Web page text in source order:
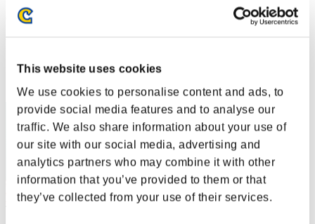
This website uses cookies
We use cookies to personalise content and ads, to
provide social media features and to analyse our
traffic. We also share information about your use of
our site with our social media, advertising and
analytics partners who may combine it with other
information that you’ve provided to them or that
they’ve collected from your use of their services.
(Los rankings se actualizan cada 6 horas.)
Posición